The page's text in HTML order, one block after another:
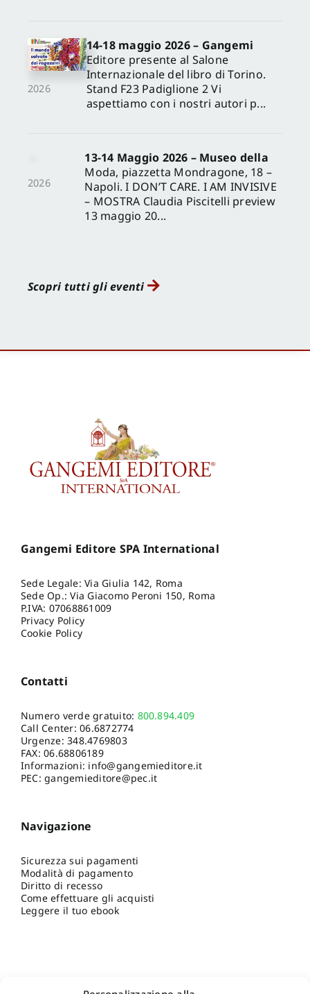
2026
14-18 maggio 2026 – Gangemi
Editore presente al Salone
Internazionale del libro di Torino.
Stand F23 Padiglione 2 Vi
aspettiamo con i nostri autori p...
2026
13-14 Maggio 2026 – Museo della
Moda, piazzetta Mondragone, 18 –
Napoli. I DON’T CARE. I AM INVISIVE
– MOSTRA Claudia Piscitelli preview
13 maggio 20...
Scopri tutti gli eventi
Gangemi Editore SPA International
Sede Legale: Via Giulia 142, Roma
Sede Op.: Via Giacomo Peroni 150, Roma
P.IVA: 07068861009
Privacy Policy
Cookie Policy
Contatti
Numero verde gratuito: 800.894.409
Call Center:06.6872774
Urgenze:348.4769803
FAX: 06.68806189
Informazioni: info@gangemieditore.it
PEC: gangemieditore@pec.it
Navigazione
Sicurezza sui pagamenti
Modalità di pagamento
Diritto di recesso
Come effettuare gli acquisti
Leggere il tuo ebook